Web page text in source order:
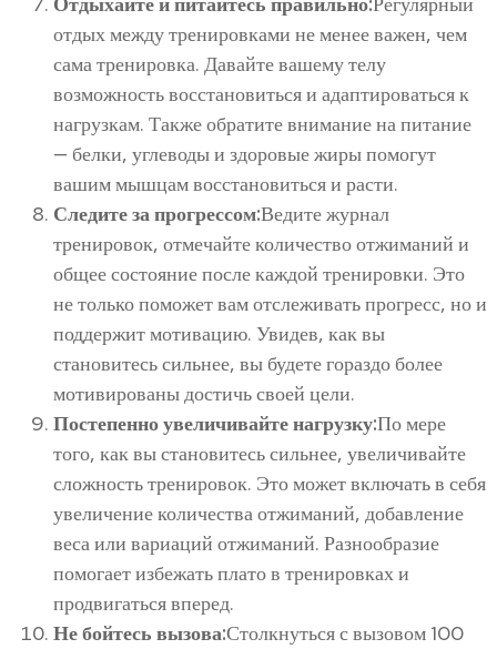
отдых между тренировками не менее важен, чем
сама тренировка. Давайте вашему телу
возможность восстановиться и адаптироваться к
нагрузкам. Также обратите внимание на питание
— белки, углеводы и здоровые жиры помогут
вашим мышцам восстановиться и расти.
Следите за прогрессом:Ведите журнал
тренировок, отмечайте количество отжиманий и
общее состояние после каждой тренировки. Это
не только поможет вам отслеживать прогресс, но и
поддержит мотивацию. Увидев, как вы
становитесь сильнее, вы будете гораздо более
мотивированы достичь своей цели.
Постепенно увеличивайте нагрузку:По мере
того, как вы становитесь сильнее, увеличивайте
сложность тренировок. Это может включать в себя
увеличение количества отжиманий, добавление
веса или вариаций отжиманий. Разнообразие
помогает избежать плато в тренировках и
продвигаться вперед.
Не бойтесь вызова:Столкнуться с вызовом 100